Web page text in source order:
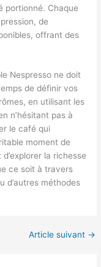
portionné. Chaque
de
offrant des
Nespresso ne doit
de définir vos
en utilisant les
n’hésitant pas à
le café qui
moment de
la richesse
ce soit à travers
d’autres méthodes
Article suivant →